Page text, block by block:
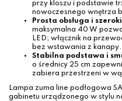
przy kloszu i podstawie
nowoczesnego wnętrza
Prosta obsługa i
maksymalna 40 W
LED; włącznik na
bez wstawania z kanapy.
Stabilna podstawa i
o średnicy 25 cm
zabiera przestrzeni w
Lampa zuma line podłogowa
gabinetu urządzonego w stylu